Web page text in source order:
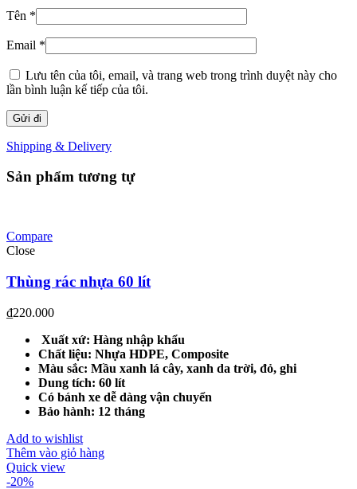
Tên *
Email *
Lưu tên của tôi, email, và trang web trong trình duyệt này cho
lần bình luận kế tiếp của tôi.
Shipping & Delivery
Sản phẩm tương tự
Compare
Close
Thùng rác nhựa 60 lít
₫220.000
Xuất xứ: Hàng nhập khẩu
Chất liệu: Nhựa HDPE, Composite
Màu sắc: Mầu xanh lá cây, xanh da trời, đỏ, ghi
Dung tích: 60 lít
Có bánh xe dễ dàng vận chuyển
Bảo hành: 12 tháng
Add to wishlist
Thêm vào giỏ hàng
Quick view
-20%